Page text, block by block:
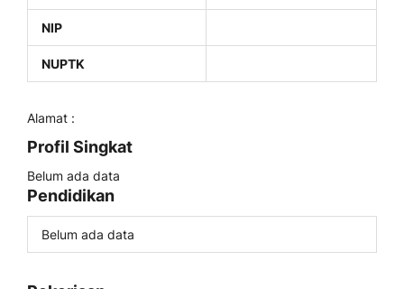
NIP
NUPTK
Alamat :
Profil Singkat
Belum ada data
Pendidikan
Belum ada data